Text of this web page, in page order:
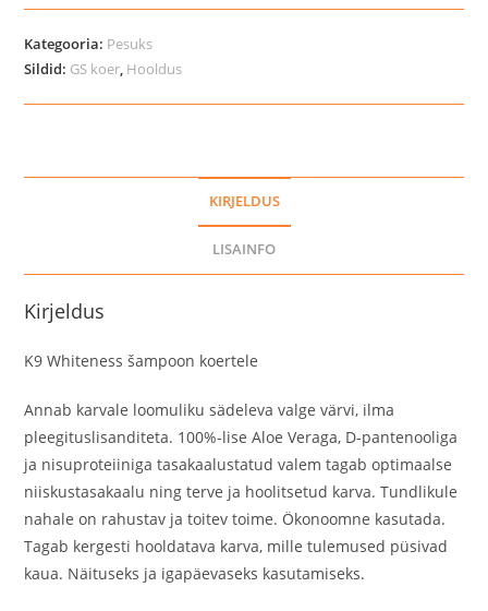
šampoon
koertele
kogus
Kategooria: Pesuks
Sildid: GS koer, Hooldus
KIRJELDUS
LISAINFO
Kirjeldus
K9 Whiteness šampoon koertele
Annab karvale loomuliku sädeleva valge värvi, ilma
pleegituslisanditeta. 100%-lise Aloe Veraga, D-pantenooliga
ja nisuproteiiniga tasakaalustatud valem tagab optimaalse
niiskustasakaalu ning terve ja hoolitsetud karva. Tundlikule
nahale on rahustav ja toitev toime. Ökonoomne kasutada.
Tagab kergesti hooldatava karva, mille tulemused püsivad
kaua. Näituseks ja igapäevaseks kasutamiseks.